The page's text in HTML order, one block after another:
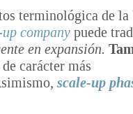
terminológica de
company puede
en expansión.
carácter más
scale-up